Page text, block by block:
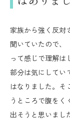
家族から強く反対
聞いていたので、
って感じで理解は
部分は気にしてい
はなりました。そ
うところで腹を
出そうと思いまし